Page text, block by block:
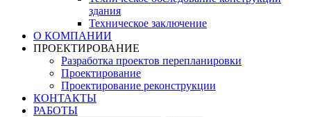
здания
Техническое заключение
О КОМПАНИИ
ПРОЕКТИРОВАНИЕ
Разработка проектов перепланировки
Проектирование
Проектирование реконструкции
КОНТАКТЫ
РАБОТЫ